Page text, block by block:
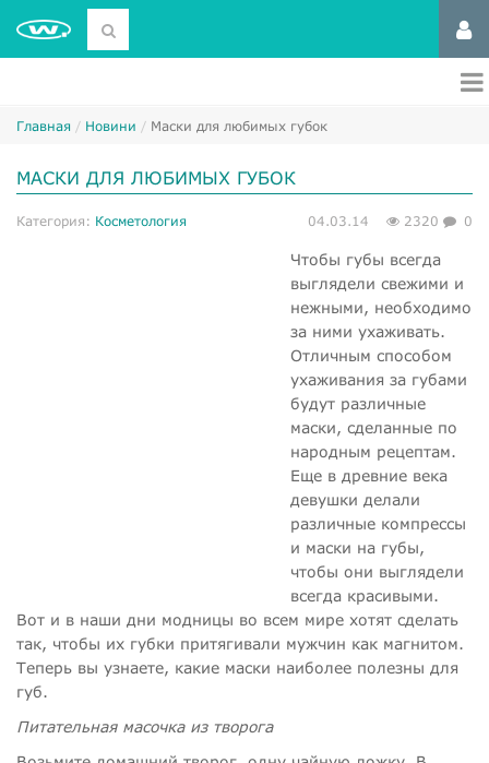
Главная Новини Маски для любимых губок
МАСКИ ДЛЯ ЛЮБИМЫХ ГУБОК
Категория: Косметология 04.03.14 2320 0
Чтобы губы всегда
выглядели свежими и
нежными, необходимо
за ними ухаживать.
Отличным способом
ухаживания за губами
будут различные
маски, сделанные по
народным рецептам.
Еще в древние века
девушки делали
различные компрессы
и маски на губы,
чтобы они выглядели
всегда красивыми.
Вот и в наши дни модницы во всем мире хотят сделать
так, чтобы их губки притягивали мужчин как магнитом.
Теперь вы узнаете, какие маски наиболее полезны для
губ.
Питательная масочка из творога